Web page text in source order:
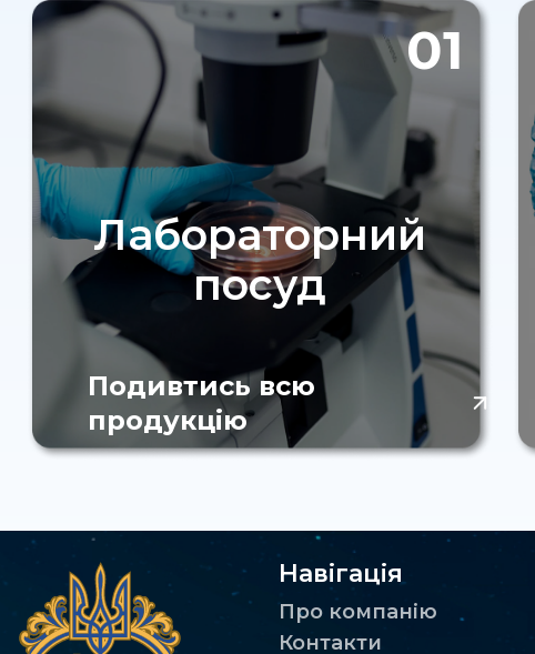
01
Лабораторний
посуд
Подивтись всю
продукцію
Навігація
Про компанію
Контакти